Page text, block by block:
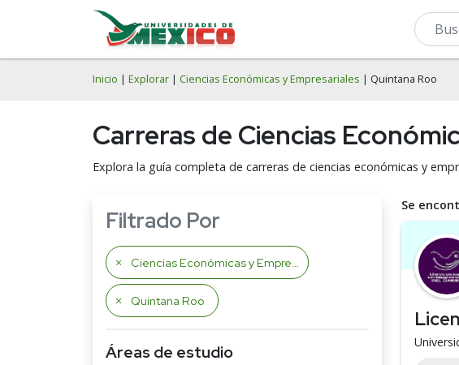
Inicio | Explorar | Ciencias Económicas y Empresariales | Quintana Roo
Carreras de Ciencias
Explora la guía completa de carreras de ciencias económicas y
Filtrado Por
Ciencias Económicas y Empresariales
Quintana Roo
Áreas de estudio
Se